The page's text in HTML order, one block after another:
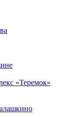
«Теремок»